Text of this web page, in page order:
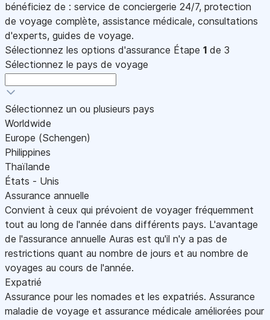
bénéficiez de : service de conciergerie 24/7, protection
de voyage complète, assistance médicale, consultations
d'experts, guides de voyage.
Sélectionnez les options d'assurance Étape 1 de 3
Sélectionnez le pays de voyage
Sélectionnez un ou plusieurs pays
Worldwide
Europe (Schengen)
Philippines
Thaïlande
États - Unis
Assurance annuelle
Convient à ceux qui prévoient de voyager fréquemment
tout au long de l'année dans différents pays. L'avantage
de l'assurance annuelle Auras est qu'il n'y a pas de
restrictions quant au nombre de jours et au nombre de
voyages au cours de l'année.
Expatrié
Assurance pour les nomades et les expatriés. Assurance
maladie de voyage et assurance médicale améliorées pour